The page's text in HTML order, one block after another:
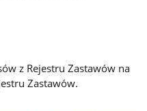
z Rejestru Zastawów na
Zastawów.